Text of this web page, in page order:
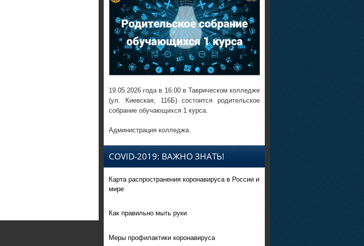
19.05.2026 года в 16:00 в Таврическом колледже
(ул. Киевская, 116Б) состоится родительское
собрание обучающихся 1 курса.
Администрация колледжа.
COVID-2019: ВАЖНО ЗНАТЬ!
Карта распространения коронавируса в России и
мире
Как правильно мыть руки
Меры профилактики коронавируса